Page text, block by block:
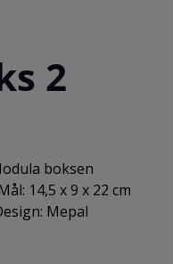
2
boksen
14,5 x 9 x 22 cm
Mepal